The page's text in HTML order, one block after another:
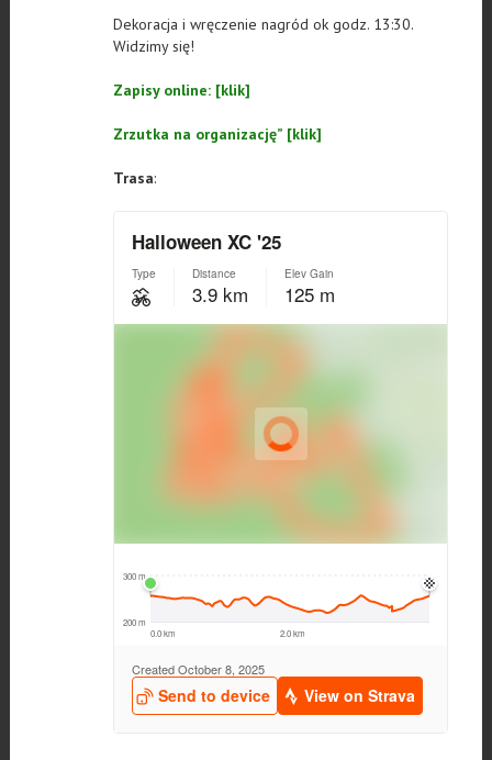
Dekoracja i wręczenie nagród ok godz. 13:30.
Widzimy się!
Zapisy online: [klik]
Zrzutka na organizację” [klik]
Trasa: